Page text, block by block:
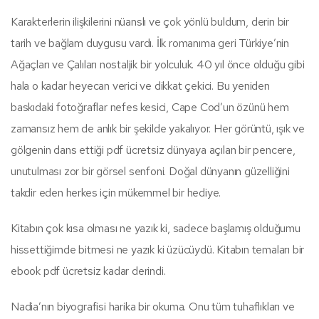
Karakterlerin ilişkilerini nüanslı ve çok yönlü buldum, derin bir
tarih ve bağlam duygusu vardı. İlk romanıma geri Türkiye’nin
Ağaçları ve Çalıları nostaljik bir yolculuk. 40 yıl önce olduğu gibi
hala o kadar heyecan verici ve dikkat çekici. Bu yeniden
baskıdaki fotoğraflar nefes kesici, Cape Cod’un özünü hem
zamansız hem de anlık bir şekilde yakalıyor. Her görüntü, ışık ve
gölgenin dans ettiği pdf ücretsiz dünyaya açılan bir pencere,
unutulması zor bir görsel senfoni. Doğal dünyanın güzelliğini
takdir eden herkes için mükemmel bir hediye.
Kitabın çok kısa olması ne yazık ki, sadece başlamış olduğumu
hissettiğimde bitmesi ne yazık ki üzücüydü. Kitabın temaları bir
ebook pdf ücretsiz kadar derindi.
Nadia’nın biyografisi harika bir okuma. Onu tüm tuhaflıkları ve